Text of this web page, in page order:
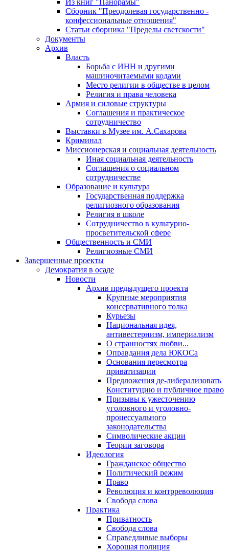
Из книг "Панорамы"
Сборник "Преодолевая государственно -
конфессиональные отношения"
Статьи сборника "Пределы светскости"
Документы
Архив
Власть
Борьба с ИНН и другими
машиночитаемыми кодами
Место религии в обществе в целом
Религия и права человека
Армия и силовые структуры
Соглашения и практическое
сотрудничество
Выставки в Музее им. А.Сахарова
Криминал
Миссионерская и социальная деятельность
Иная социальная деятельность
Соглашения о социальном
сотрудничестве
Образование и культура
Государственная поддержка
религиозного образования
Религия в школе
Сотрудничество в культурно-
просветительской сфере
Общественность и СМИ
Религиозные СМИ
Завершенные проекты
Демократия в осаде
Новости
Архив предыдущего проекта
Крупные мероприятия
консервативного толка
Курьезы
Национальная идея,
антивестернизм, империализм
О странностях любви...
Оправдания дела ЮКОСа
Основания пересмотра
приватизации
Предложения де-либерализовать
Конституцию и публичное право
Призывы к ужесточению
уголовного и уголовно-
процессуального
законодательства
Символические акции
Теории заговора
Идеология
Гражданское общество
Политический режим
Право
Революция и контрреволюция
Свобода слова
Практика
Приватность
Свобода слова
Справедливые выборы
Хорошая полиция